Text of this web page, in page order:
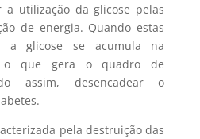
utilização da glicose pelas
de energia. Quando estas
a glicose se acumula na
o que gera o quadro de
assim, desencadear o
pela destruição das